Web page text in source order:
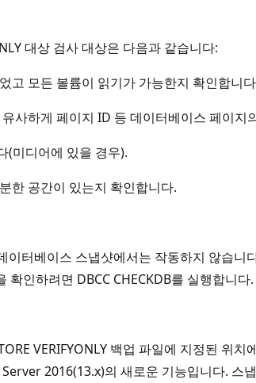
대상 검사 대상은 다음과 같습니다:
고 모든 볼륨이 읽기가 가능한지 확인합니
사하게 페이지 ID 등 데이터베이스 페이지
(미디어에 있을 경우).
한 공간이 있는지 확인합니다.
이터베이스 스냅샷에서는 작동하지 않습
확인하려면 DBCC CHECKDB를 실행합니다.
VERIFYONLY 백업 파일에 지정된 위
2016(13.x)의 새로운 기능입니다. 스